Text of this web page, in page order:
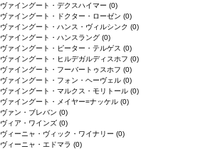
ヴァイングート・デクスハイマー (0)
ヴァイングート・ドクター・ローゼン (0)
ヴァイングート・ハンス・ヴィルシンク (0)
ヴァイングート・ハンスラング (0)
ヴァイングート・ピーター・テルゲス (0)
ヴァイングート・ヒルデガルディスホフ (0)
ヴァイングート・フーバートゥスホフ (0)
ヴァイングート・フォン・ヘーヴェル (0)
ヴァイングート・マルクス・モリトール (0)
ヴァイングート・メイヤー=ナッケル (0)
ヴァン・ブレバン (0)
ヴィア・ワインズ (0)
ヴィーニャ・ヴィック・ワイナリー (0)
ヴィーニャ・エドマラ (0)